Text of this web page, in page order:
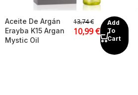
Aceite De Argán
Erayba K15 Argan
Mystic Oil
13,74€
10,99€
Add
To
Cart